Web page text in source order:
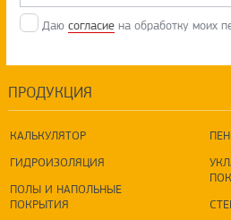
Даю согласие на обработку моих
ПРОДУКЦИЯ
КАЛЬКУЛЯТОР
ГИДРОИЗОЛЯЦИЯ
ПОЛЫ И НАПОЛЬНЫЕ
ПОКРЫТИЯ